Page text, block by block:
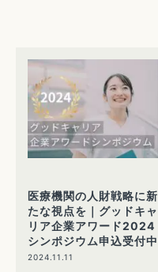
医療機関の人財戦略に新
たな視点を｜グッドキャ
リア企業アワード2024
シンポジウム申込受付中
2024.11.11